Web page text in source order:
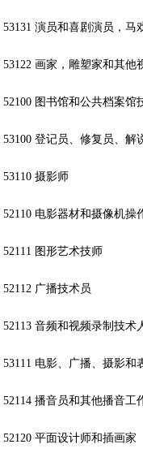
53131 演员和喜剧演员，马
53122 画家，雕塑家和其他
52100 图书馆和公共档案馆
53100 登记员、修复员、
53110 摄影师
52110 电影器材和摄像机操
52111 图形艺术技师
52112 广播技术员
52113 音频和视频录制技术
53111 电影、广播、摄影和
52114 播音员和其他播音工
52120 平面设计师和插画家